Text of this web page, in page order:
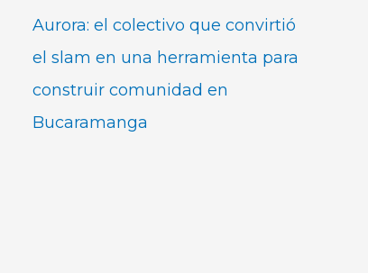
Aurora: el colectivo que convirtió
el slam en una herramienta para
construir comunidad en
Bucaramanga